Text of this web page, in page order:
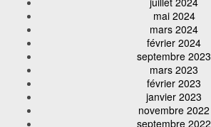
mai 2024
mars 2024
février 2024
septembre 2023
mars 2023
février 2023
janvier 2023
novembre 2022
septembre 2022